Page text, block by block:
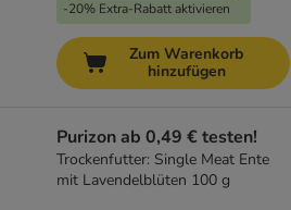
-20% Extra-Rabatt aktivieren
Zum Warenkorb
hinzufügen
Purizon ab 0,49 € testen!
Trockenfutter: Single Meat Ente
mit Lavendelblüten 100 g